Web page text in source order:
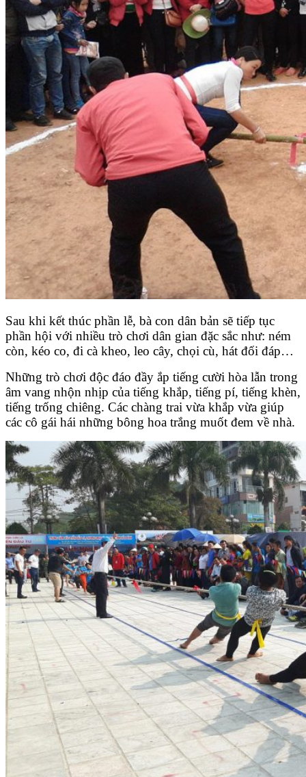
Sau khi kết thúc phần lễ, bà con dân bản sẽ tiếp tục
phần hội với nhiều trò chơi dân gian đặc sắc như: ném
còn, kéo co, đi cà kheo, leo cây, chọi cù, hát đối đáp…
Những trò chơi độc đáo đầy ắp tiếng cười hòa lẫn trong
âm vang nhộn nhịp của tiếng khắp, tiếng pí, tiếng khèn,
tiếng trống chiêng. Các chàng trai vừa khắp vừa giúp
các cô gái hái những bông hoa trắng muốt đem về nhà.